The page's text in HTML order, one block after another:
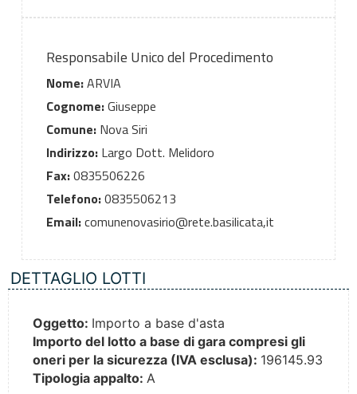
Responsabile Unico del Procedimento
Nome:ARVIA
Cognome:Giuseppe
Comune:Nova Siri
Indirizzo:Largo Dott. Melidoro
Fax:0835506226
Telefono:0835506213
Email:comunenovasirio@rete.basilicata,it
DETTAGLIO LOTTI
Oggetto: Importo a base d'asta
Importo del lotto a base di gara compresi gli
oneri per la sicurezza (IVA esclusa): 196145.93
Tipologia appalto: A